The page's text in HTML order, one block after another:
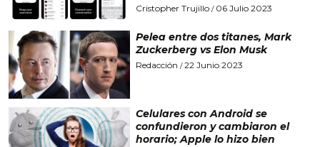
Cristopher Trujillo/ 06 Julio 2023
Pelea entre dos titanes, Mark
Zuckerberg vs Elon Musk
Redacción /22 Junio 2023
Celulares con Android se
confundieron y cambiaron el
horario; Apple lo hizo bien